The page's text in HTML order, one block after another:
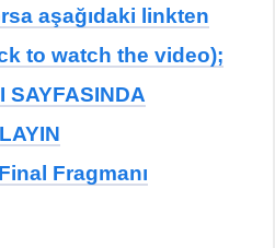
aşağıdaki linkten
to watch the video);
SAYFASINDA
Fragmanı